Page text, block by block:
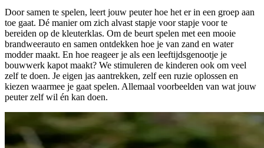
Door samen te spelen, leert jouw peuter hoe het er in een groep aan
toe gaat. Dé manier om zich alvast stapje voor stapje voor te
bereiden op de kleuterklas. Om de beurt spelen met een mooie
brandweerauto en samen ontdekken hoe je van zand en water
modder maakt. En hoe reageer je als een leeftijdsgenootje je
bouwwerk kapot maakt? We stimuleren de kinderen ook om veel
zelf te doen. Je eigen jas aantrekken, zelf een ruzie oplossen en
kiezen waarmee je gaat spelen. Allemaal voorbeelden van wat jouw
peuter zelf wil én kan doen.